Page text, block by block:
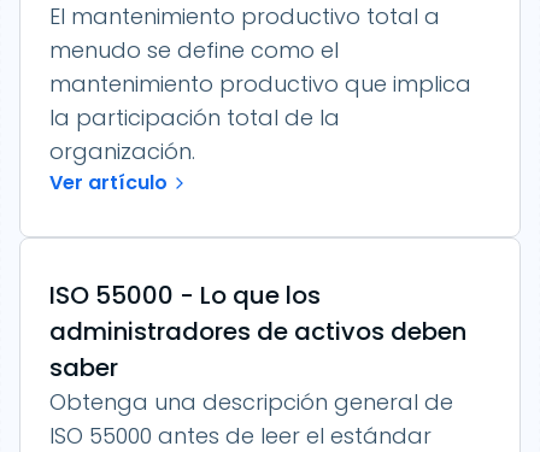
El mantenimiento productivo total a
menudo se define como el
mantenimiento productivo que implica
la participación total de la
organización.
Ver artículo
ISO 55000 - Lo que los
administradores de activos deben
saber
Obtenga una descripción general de
ISO 55000 antes de leer el estándar